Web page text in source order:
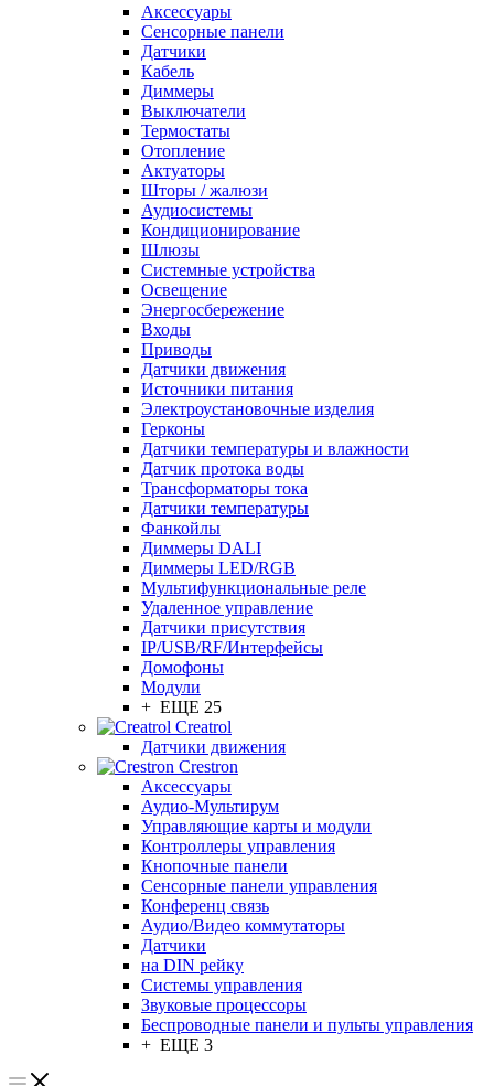
Аксессуары
Сенсорные панели
Датчики
Кабель
Диммеры
Выключатели
Термостаты
Отопление
Актуаторы
Шторы / жалюзи
Аудиосистемы
Кондиционирование
Шлюзы
Системные устройства
Освещение
Энергосбережение
Входы
Приводы
Датчики движения
Источники питания
Электроустановочные изделия
Герконы
Датчики температуры и влажности
Датчик протока воды
Трансформаторы тока
Датчики температуры
Фанкойлы
Диммеры DALI
Диммеры LED/RGB
Мультифункциональные реле
Удаленное управление
Датчики присутствия
IP/USB/RF/Интерфейсы
Домофоны
Модули
+ ЕЩЕ 25
Creatrol
Датчики движения
Crestron
Аксессуары
Аудио-Мультирум
Управляющие карты и модули
Контроллеры управления
Кнопочные панели
Сенсорные панели управления
Конференц связь
Аудио/Видео коммутаторы
Датчики
на DIN рейку
Системы управления
Звуковые процессоры
Беспроводные панели и пульты управления
+ ЕЩЕ 3